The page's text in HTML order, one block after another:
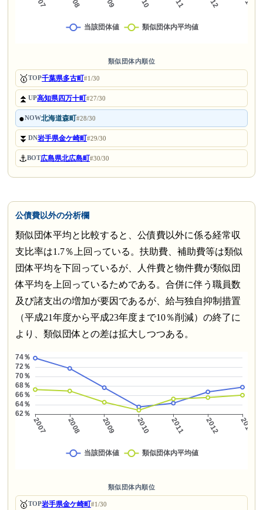
類似団体内順位
🥇TOP千葉県多古町#1/30
⏫UP高知県四万十町#27/30
●NOW北海道森町#28/30
⏬DN岩手県金ケ崎町#29/30
⚓BOT広島県北広島町#30/30
公債費以外の分析欄
類似団体平均と比較すると、公債費以外に係る経常収
支比率は1.7％上回っている。扶助費、補助費等は類似
団体平均を下回っているが、人件費と物件費が類似団
体平均を上回っているためである。合併に伴う職員数
及び諸支出の増加が要因であるが、給与独自抑制措置
（平成21年度から平成23年度まで10％削減）の終了に
より、類似団体との差は拡大しつつある。
類似団体内順位
🥇TOP岩手県金ケ崎町#1/30